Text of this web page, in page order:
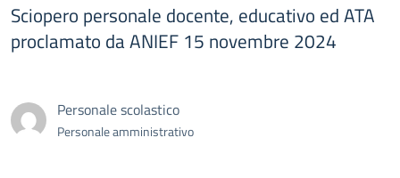
Sciopero personale docente, educativo ed ATA
proclamato da ANIEF 15 novembre 2024
Personale scolastico
Personale amministrativo